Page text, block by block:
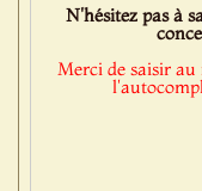
N'hésitez pas à
Merci de saisir